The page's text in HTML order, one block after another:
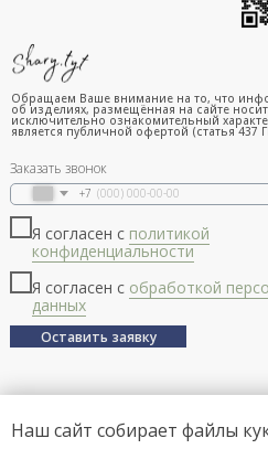
Заказать звонок
+7
Я согласен с политикой
конфиденциальности
Я согласен с обработкой
данных
Оставить заявку
Обращаем Ваше внимание на то, что
об изделиях, размещённая на сайте носит
исключительно ознакомительный
является публичной офертой (статья 437
Наш сайт собирает файлы